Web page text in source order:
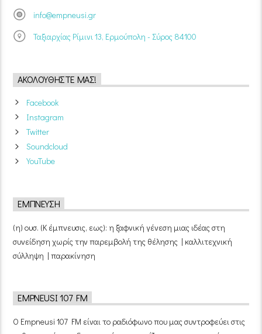
info@empneusi.gr
Ταξιαρχίας Ρίμινι 13, Ερμούπολη - Σύρος 84100
ΑΚΟΛΟΥΘΉΣΤΕ ΜΑΣ!
Facebook
Instagram
Twitter
Soundcloud
YouTube
ΈΜΠΝΕΥΣΗ
(η) ουσ. (Κ έμπνευσις, εως): η ξαφνική γένεση μιας ιδέας στη
συνείδηση χωρίς την παρεμβολή της θέλησης | καλλιτεχνική
σύλληψη | παρακίνηση
EMPNEUSI 107 FM
Ο Empneusi 107 FM είναι το ραδιόφωνο που μας συντροφεύει στις